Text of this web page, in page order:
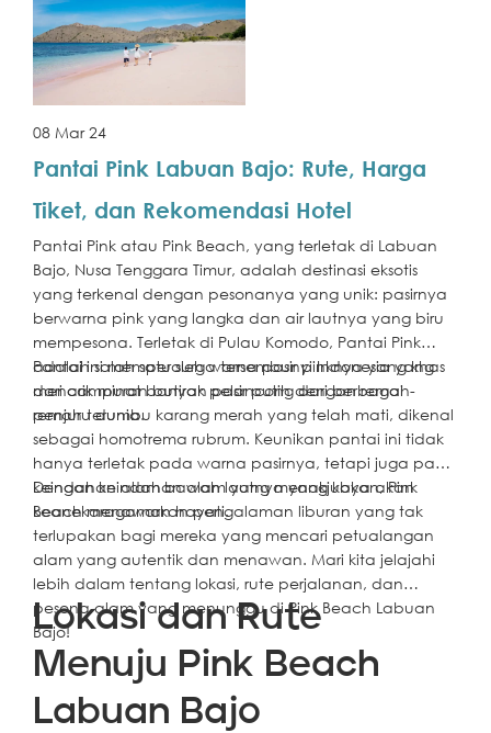
08 Mar 24
Pantai Pink Labuan Bajo: Rute, Harga
Tiket, dan Rekomendasi Hotel
Pantai Pink atau Pink Beach, yang terletak di Labuan
Bajo, Nusa Tenggara Timur, adalah destinasi eksotis
yang terkenal dengan pesonanya yang unik: pasirnya
berwarna pink yang langka dan air lautnya yang biru
mempesona. Terletak di Pulau Komodo, Pantai Pink
adalah salah satu surga tersembunyi Indonesia yang
menarik minat banyak pelancong dari berbagai
penjuru dunia.
Pantai ini memperoleh warna pasir pinknya yang khas
dari campuran butiran pasir putih dengan remah-
remah terumbu karang merah yang telah mati, dikenal
sebagai homotrema rubrum. Keunikan pantai ini tidak
hanya terletak pada warna pasirnya, tetapi juga pada
keindahan alam bawah lautnya yang kaya akan
keanekaragaman hayati.
Dengan keindahan alam yang menakjubkan, Pink
Beach menawarkan pengalaman liburan yang tak
terlupakan bagi mereka yang mencari petualangan
alam yang autentik dan menawan. Mari kita jelajahi
lebih dalam tentang lokasi, rute perjalanan, dan
pesona alam yang menunggu di Pink Beach Labuan
Bajo!
Lokasi dan Rute
Menuju Pink Beach
Labuan Bajo